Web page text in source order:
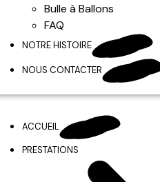
Bulle à Ballons
FAQ
NOTRE HISTOIRE
NOUS CONTACTER
ACCUEIL
PRESTATIONS